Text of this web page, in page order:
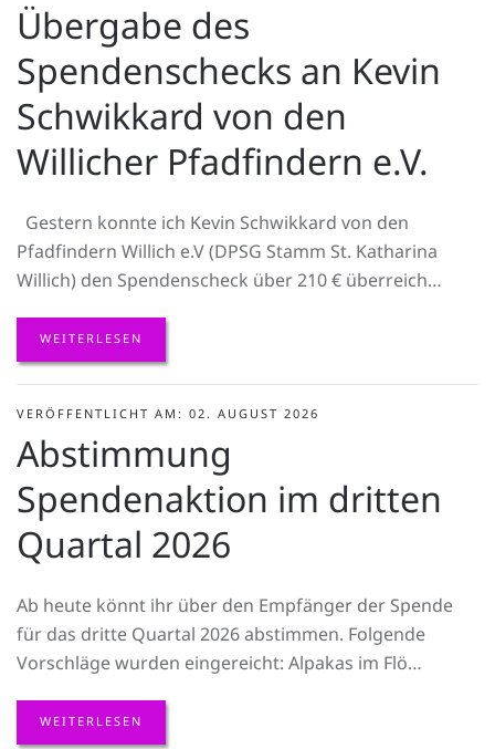
Übergabe des
Spendenschecks an Kevin
Schwikkard von den
Willicher Pfadfindern e.V.
Gestern konnte ich Kevin Schwikkard von den
Pfadfindern Willich e.V (DPSG Stamm St. Katharina
Willich) den Spendenscheck über 210 € überreich…
WEITERLESEN
VERÖFFENTLICHT AM: 02. AUGUST 2026
Abstimmung
Spendenaktion im dritten
Quartal 2026
Ab heute könnt ihr über den Empfänger der Spende
für das dritte Quartal 2026 abstimmen. Folgende
Vorschläge wurden eingereicht: Alpakas im Flö…
WEITERLESEN